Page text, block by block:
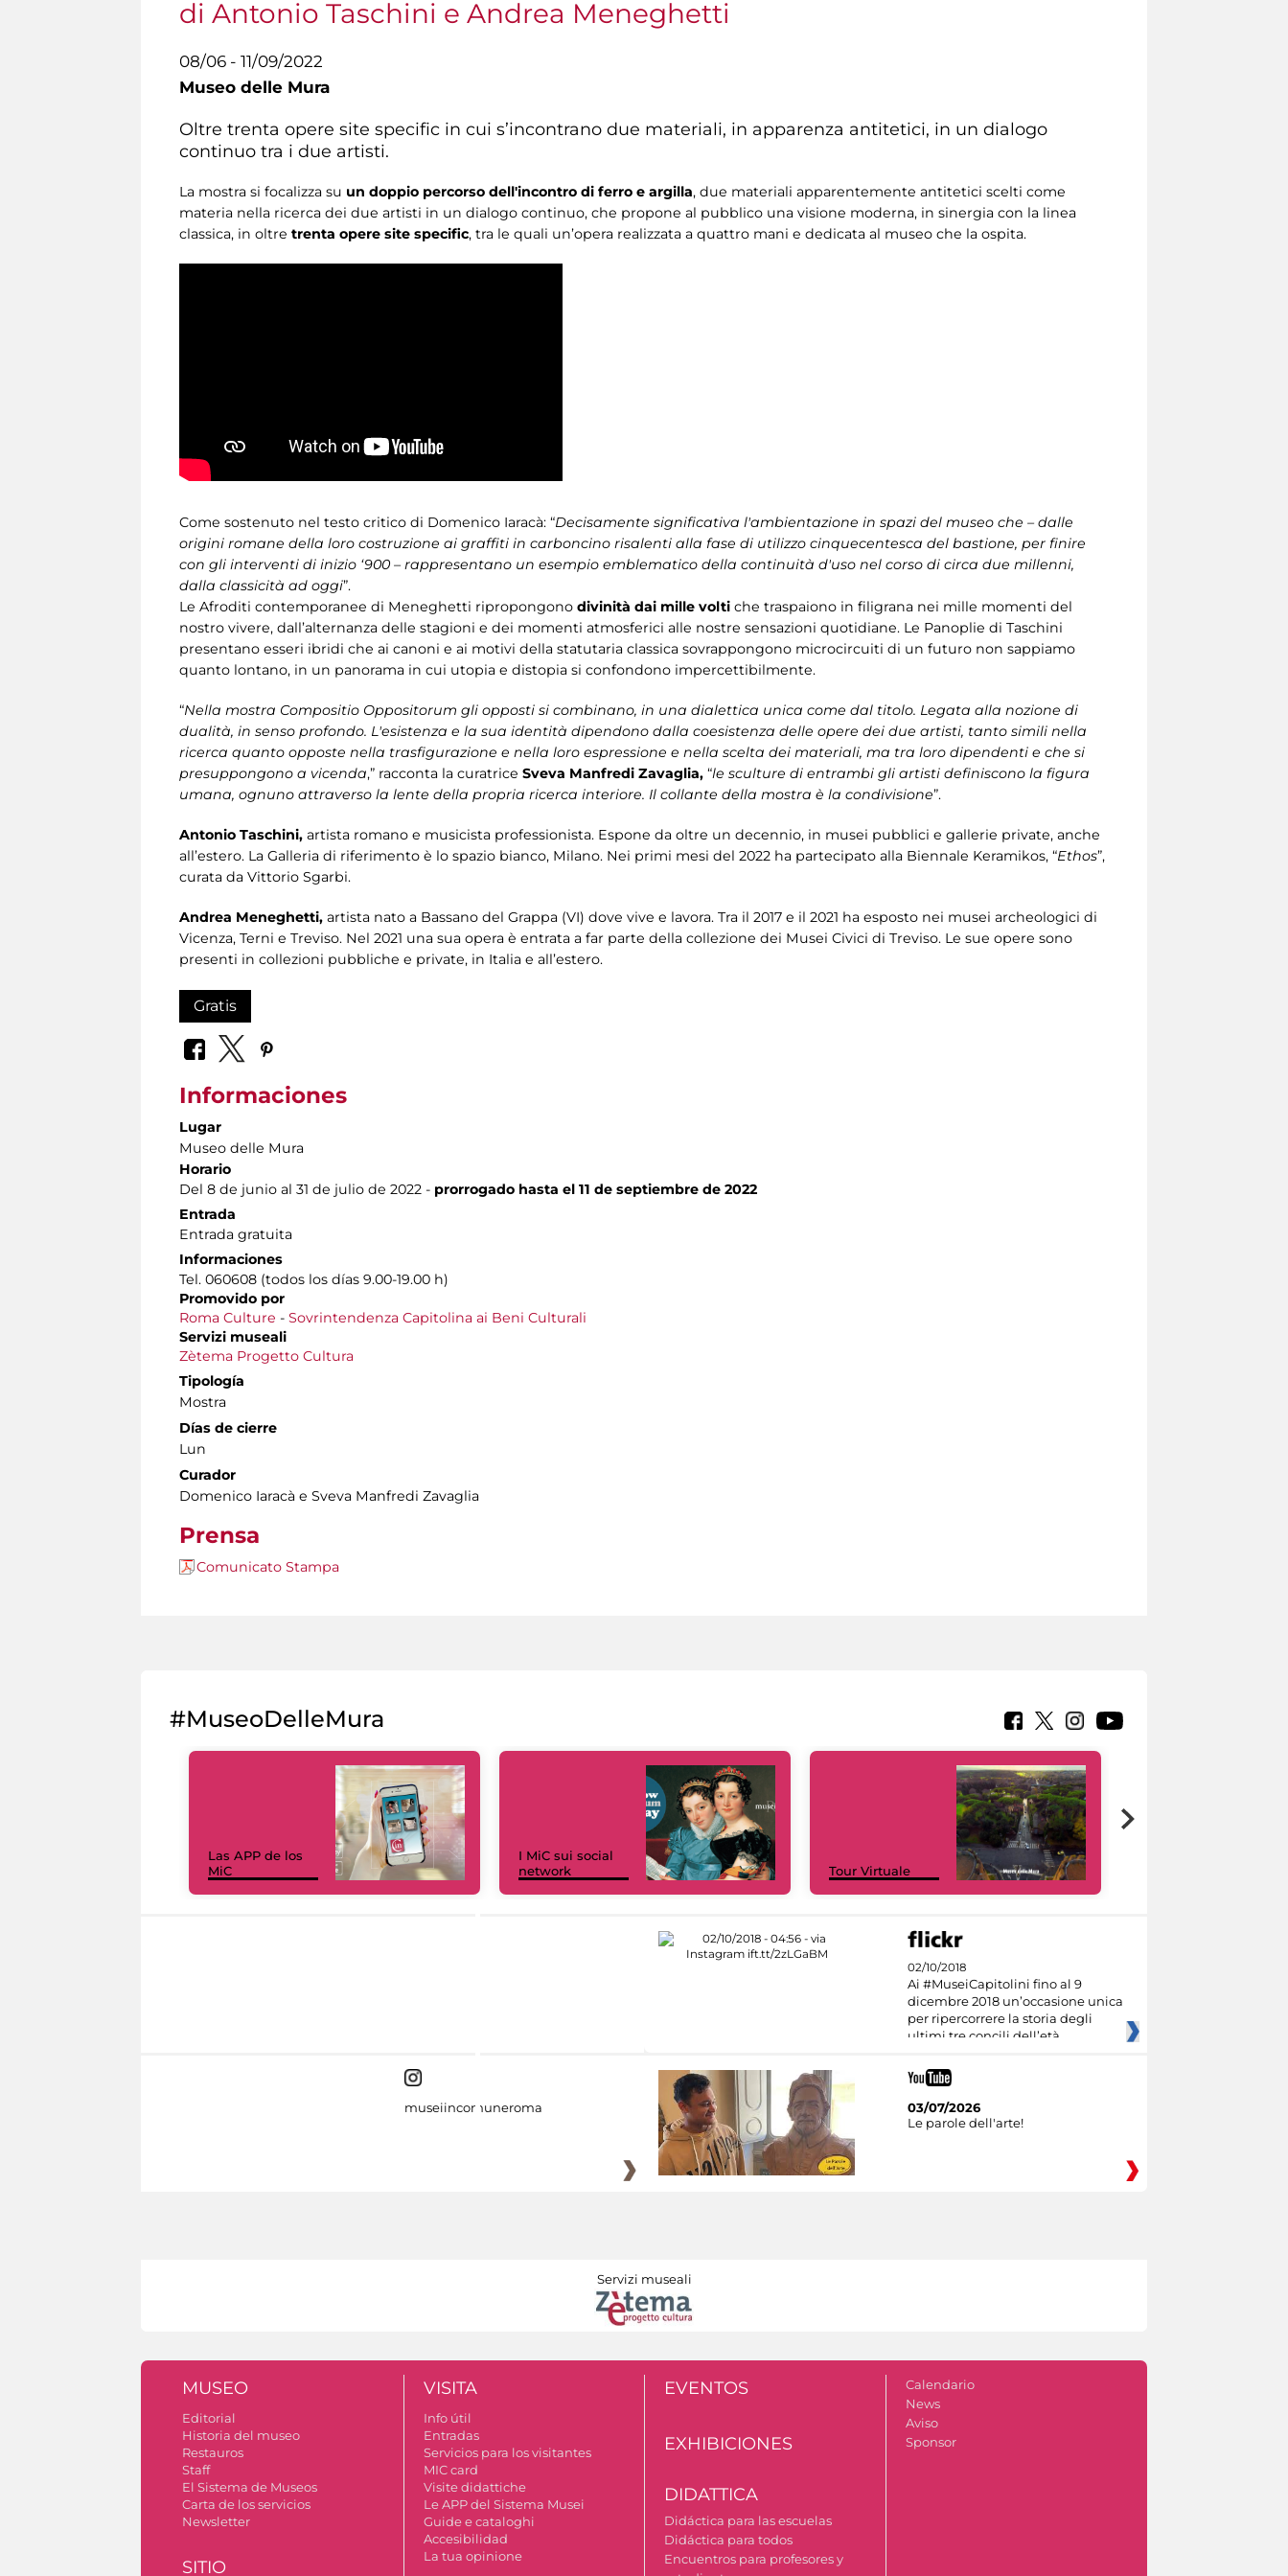
di Antonio Taschini e Andrea Meneghetti
08/06 - 11/09/2022
Museo delle Mura
Oltre trenta opere site specific in cui s’incontrano due materiali, in apparenza antitetici, in un dialogo
continuo tra i due artisti.
La mostra si focalizza su un doppio percorso dell'incontro di ferro e argilla, due materiali apparentemente antitetici scelti come
materia nella ricerca dei due artisti in un dialogo continuo, che propone al pubblico una visione moderna, in sinergia con la linea
classica, in oltre trenta opere site specific, tra le quali un’opera realizzata a quattro mani e dedicata al museo che la ospita.
Come sostenuto nel testo critico di Domenico Iaracà: “Decisamente significativa l'ambientazione in spazi del museo che – dalle
origini romane della loro costruzione ai graffiti in carboncino risalenti alla fase di utilizzo cinquecentesca del bastione, per finire
con gli interventi di inizio ‘900 – rappresentano un esempio emblematico della continuità d'uso nel corso di circa due millenni,
dalla classicità ad oggi”.
Le Afroditi contemporanee di Meneghetti ripropongono divinità dai mille volti che traspaiono in filigrana nei mille momenti del
nostro vivere, dall’alternanza delle stagioni e dei momenti atmosferici alle nostre sensazioni quotidiane. Le Panoplie di Taschini
presentano esseri ibridi che ai canoni e ai motivi della statutaria classica sovrappongono microcircuiti di un futuro non sappiamo
quanto lontano, in un panorama in cui utopia e distopia si confondono impercettibilmente.
“Nella mostra Compositio Oppositorum gli opposti si combinano, in una dialettica unica come dal titolo. Legata alla nozione di
dualità, in senso profondo. L'esistenza e la sua identità dipendono dalla coesistenza delle opere dei due artisti, tanto simili nella
ricerca quanto opposte nella trasfigurazione e nella loro espressione e nella scelta dei materiali, ma tra loro dipendenti e che si
presuppongono a vicenda,” racconta la curatrice Sveva Manfredi Zavaglia, “le sculture di entrambi gli artisti definiscono la figura
umana, ognuno attraverso la lente della propria ricerca interiore. Il collante della mostra è la condivisione”.
Antonio Taschini, artista romano e musicista professionista. Espone da oltre un decennio, in musei pubblici e gallerie private, anche
all’estero. La Galleria di riferimento è lo spazio bianco, Milano. Nei primi mesi del 2022 ha partecipato alla Biennale Keramikos, “Ethos”,
curata da Vittorio Sgarbi.
Andrea Meneghetti, artista nato a Bassano del Grappa (VI) dove vive e lavora. Tra il 2017 e il 2021 ha esposto nei musei archeologici di
Vicenza, Terni e Treviso. Nel 2021 una sua opera è entrata a far parte della collezione dei Musei Civici di Treviso. Le sue opere sono
presenti in collezioni pubbliche e private, in Italia e all’estero.
Gratis
Informaciones
Lugar
Museo delle Mura
Horario
Del 8 de junio al 31 de julio de 2022 - prorrogado hasta el 11 de septiembre de 2022
Entrada
Entrada gratuita
Informaciones
Tel. 060608 (todos los días 9.00-19.00 h)
Promovido por
Roma Culture - Sovrintendenza Capitolina ai Beni Culturali
Servizi museali
Zètema Progetto Cultura
Tipología
Mostra
Días de cierre
Lun
Curador
Domenico Iaracà e Sveva Manfredi Zavaglia
Prensa
Comunicato Stampa
#MuseoDelleMura
Las APP de los
MiC
I MiC sui social
network
Tour Virtuale
02/10/2018
Ai #MuseiCapitolini fino al 9
dicembre 2018 un’occasione unica
per ripercorrere la storia degli
ultimi tre concili dell’età
museiincomuneroma
03/07/2026
Le parole dell'arte!
Servizi museali
MUSEO
Editorial
Historia del museo
Restauros
Staff
El Sistema de Museos
Carta de los servicios
Newsletter
SITIO
VISITA
Info útil
Entradas
Servicios para los visitantes
MIC card
Visite didattiche
Le APP del Sistema Musei
Guide e cataloghi
Accesibilidad
La tua opinione
EVENTOS
EXHIBICIONES
DIDATTICA
Didáctica para las escuelas
Didáctica para todos
Encuentros para profesores y
Calendario
News
Aviso
Sponsor